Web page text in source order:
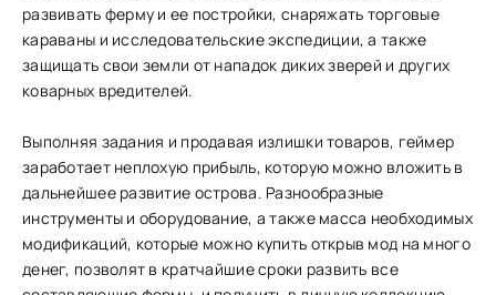
развивать ферму и ее постройки, снаряжать торговые
караваны и исследовательские экспедиции, а также
защищать свои земли от нападок диких зверей и других
коварных вредителей.
Выполняя задания и продавая излишки товаров, геймер
заработает неплохую прибыль, которую можно вложить в
дальнейшее развитие острова. Разнообразные
инструменты и оборудование, а также масса необходимых
модификаций, которые можно купить открыв мод на много
денег, позволят в кратчайшие сроки развить все